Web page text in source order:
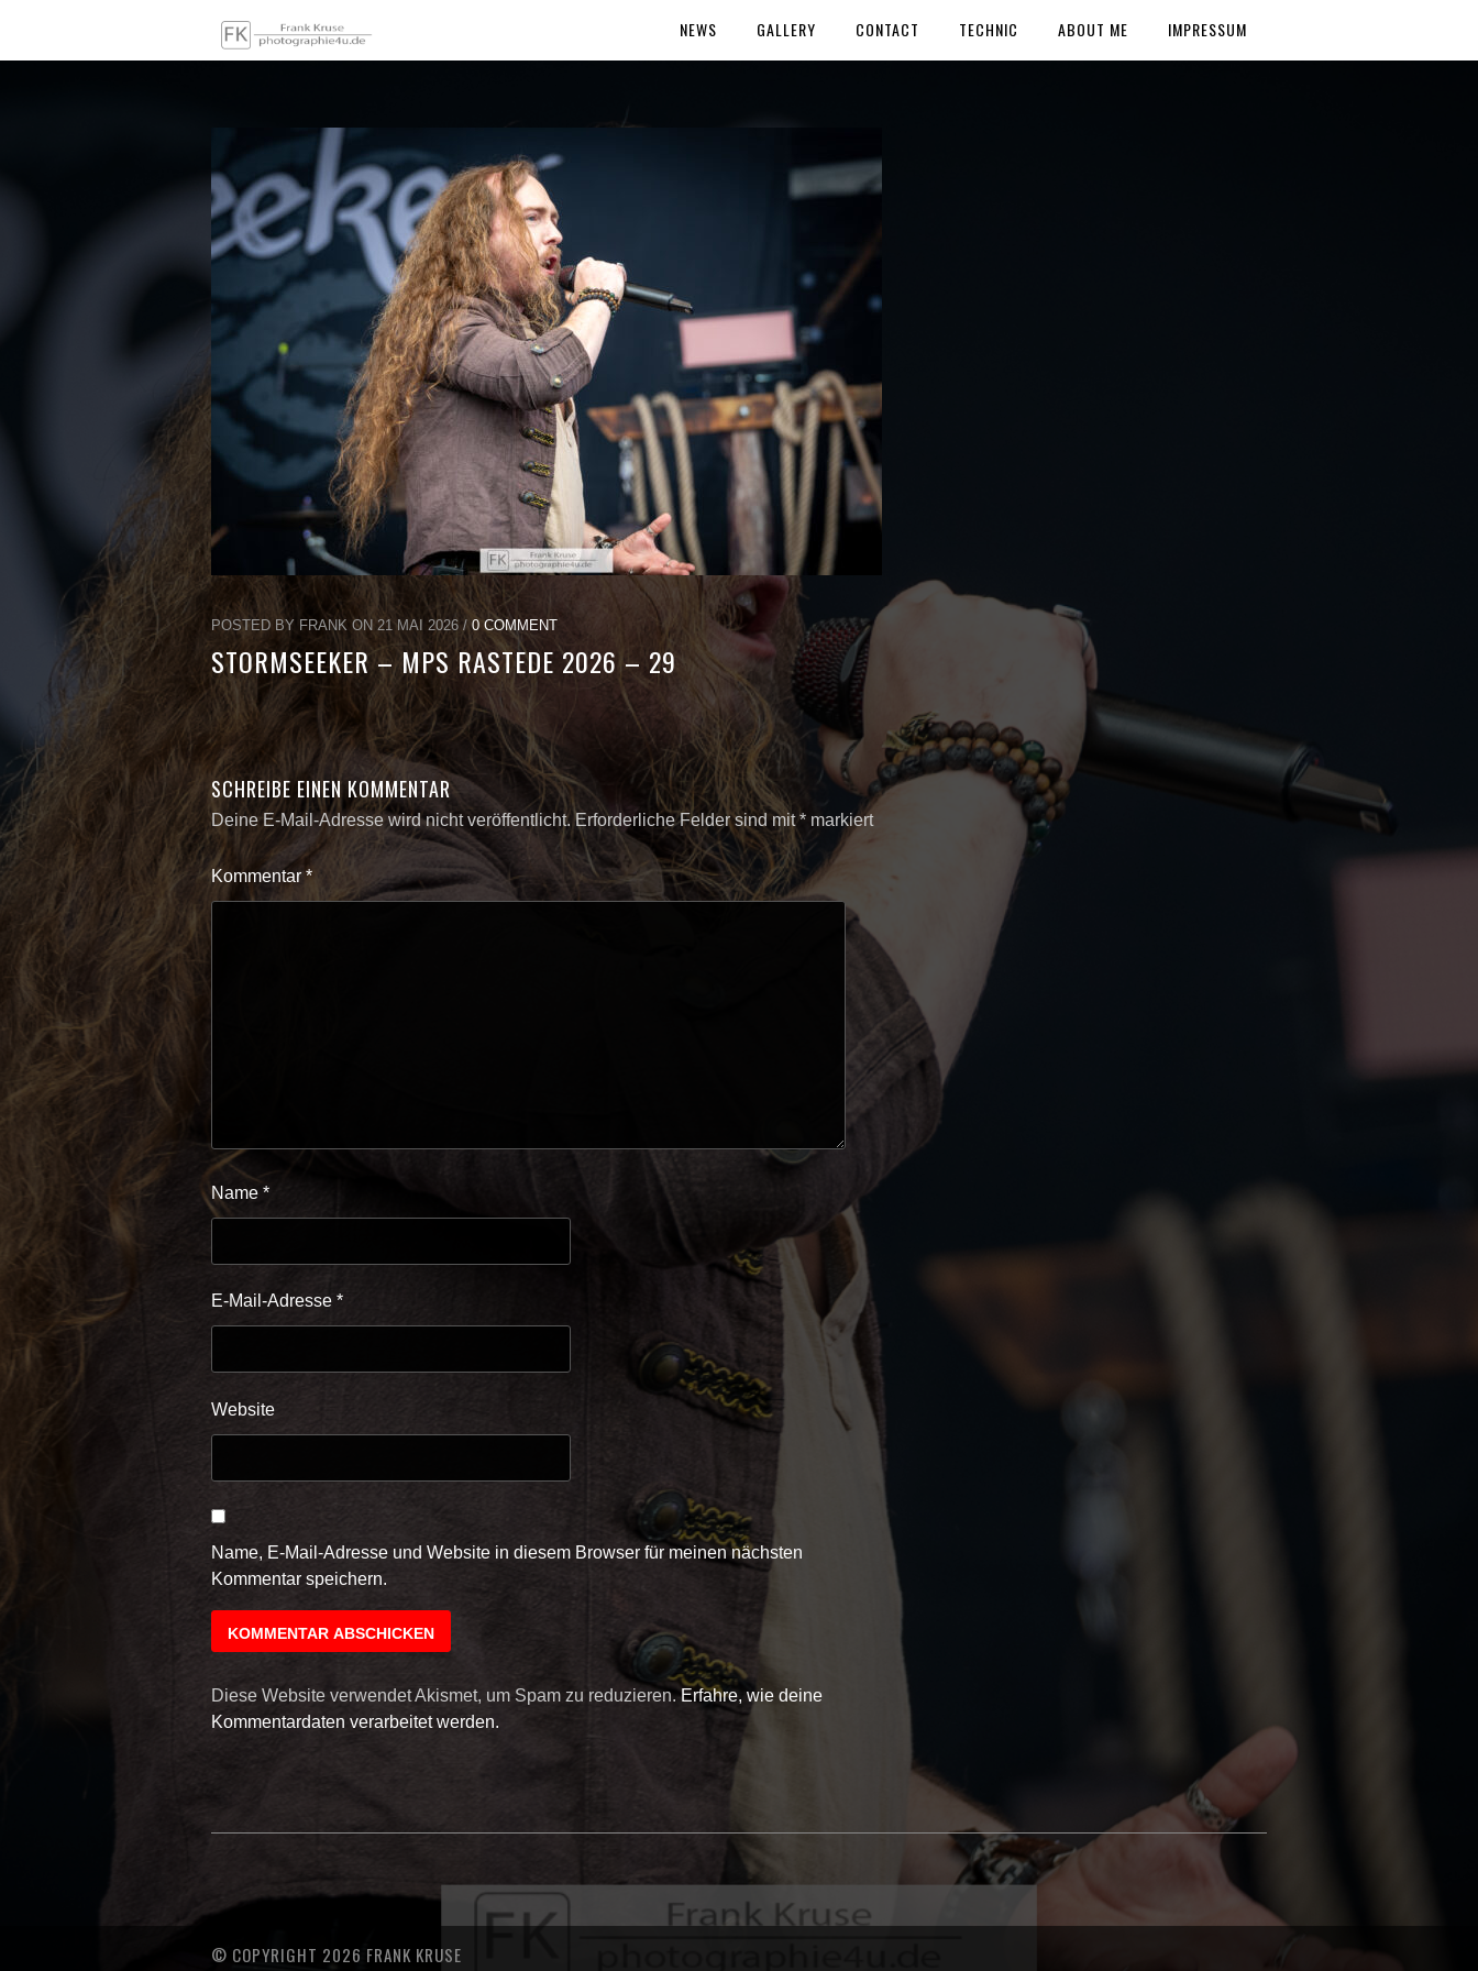
NEWS GALLERY CONTACT TECHNIC ABOUT ME IMPRESSUM
POSTED BY FRANK ON 21 MAI 2026 / 0 COMMENT
STORMSEEKER – MPS RASTEDE 2026 – 29
SCHREIBE EINEN KOMMENTAR
Deine E-Mail-Adresse wird nicht veröffentlicht. Erforderliche Felder sind mit* markiert
Kommentar*
Name *
E-Mail-Adresse *
Website
Name, E-Mail-Adresse und Website in diesem Browser für meinen nächsten
Kommentar speichern.
Diese Website verwendet Akismet, um Spam zu reduzieren.Erfahre, wie deine
Kommentardaten verarbeitet werden.
© COPYRIGHT 2026 FRANK KRUSE